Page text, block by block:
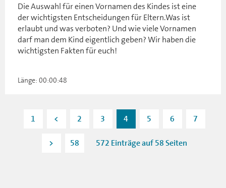
Die Auswahl für einen Vornamen des Kindes ist eine
der wichtigsten Entscheidungen für Eltern.Was ist
erlaubt und was verboten? Und wie viele Vornamen
darf man dem Kind eigentlich geben? Wir haben die
wichtigsten Fakten für euch!
Länge: 00:00:48
1 < 2 3 4 5 6 7
> 58 572 Einträge auf 58 Seiten